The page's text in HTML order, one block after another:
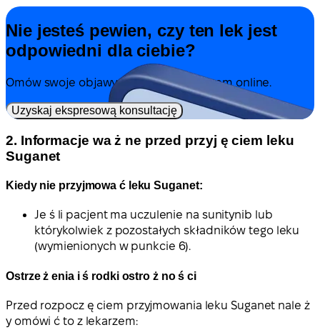
Nie jesteś pewien, czy ten lek jest
odpowiedni dla ciebie?
Omów swoje objawy i leczenie z lekarzem online.
Uzyskaj ekspresową konsultację
2. Informacje wa ż ne przed przyj ę ciem leku
Suganet
Kiedy nie przyjmowa ć leku Suganet:
Je ś li pacjent ma uczulenie na sunitynib lub
którykolwiek z pozostałych składników tego leku
(wymienionych w punkcie 6).
Ostrze ż enia i ś rodki ostro ż no ś ci
Przed rozpocz ę ciem przyjmowania leku Suganet nale ż
y omówi ć to z lekarzem: